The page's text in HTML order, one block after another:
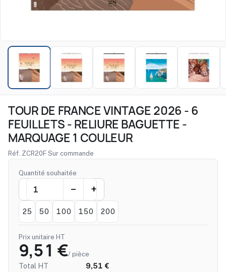
TOUR DE FRANCE VINTAGE 2026 - 6
FEUILLETS - RELIURE BAGUETTE -
MARQUAGE 1 COULEUR
Réf. ZCR20F·Sur commande
Quantité souhaitée
25 50 100 150 200
Prix unitaire HT
9,51 €/ pièce
Total HT
9,51 €